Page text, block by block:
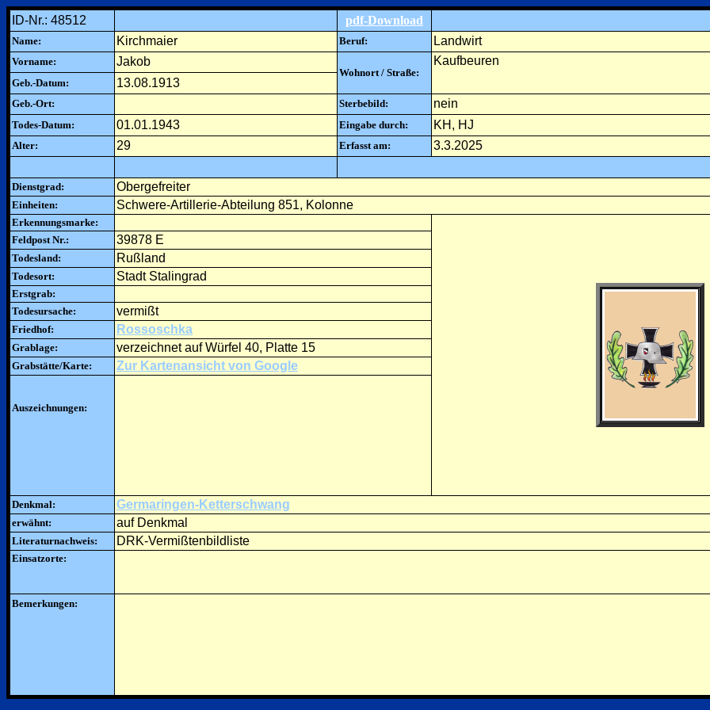
ID-Nr.: 48512 pdf-Download
Name: Kirchmaier Beruf: Landwirt
Vorname: Jakob
Wohnort / Straße:
Kaufbeuren
Geb.-Datum: 13.08.1913
Geb.-Ort: Sterbebild: nein
Todes-Datum: 01.01.1943 Eingabe durch: KH, HJ
Alter: 29 Erfasst am: 3.3.2025
Dienstgrad: Obergefreiter
Einheiten: Schwere-Artillerie-Abteilung 851, Kolonne
Erkennungsmarke:
Feldpost Nr.:
39878 E
Todesland: Rußland
Todesort: Stadt Stalingrad
Erstgrab:
Todesursache:
vermißt
Friedhof: Rossoschka
Grablage: verzeichnet auf Würfel 40, Platte 15
Grabstätte/Karte: Zur Kartenansicht von Google
Auszeichnungen:
Denkmal: Germaringen-Ketterschwang
erwähnt: auf Denkmal
Literaturnachweis: DRK-Vermißtenbildliste
Einsatzorte:
Bemerkungen: